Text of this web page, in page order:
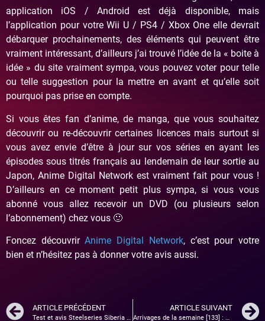
application iOS / Android est déjà disponible, mais
l’application pour votre Wii U / PS4 / Xbox One elle devrait
débarquer prochainements, des éléments qui peuvent être
vraiment intéressant, d’ailleurs j’ai trouvé l’idée de la « boite à
idée » du site vraiment sympa, vous pouvez voter pour telle
ou telle suggestion pour la mettre en avant et qu’elle soit
pourquoi pas prise en compte.
Si vous êtes fan d’anime, de manga, que vous souhaitez
découvrir ou re-découvrir certaines licences mais surtout si
vous avez envie d’être à jour sur vos séries en ayant les
épisodes sous titrés français au lendemain de leur sortie au
Japon, Anime Digital Network est vraiment fait pour vous !
D’ailleurs en ce moment petit plus sympa, si vous vous
abonné vous allez recevoir un DVD (ou plusieurs selon
l’abonnement) chez vous 🙂
Foncez découvrirAnime Digital Network, c’est pour votre
bien et n’hésitez pas à donner votre avis aussi.
ARTICLE PRÉCÉDENT
Test et avis Steelseries Siberia Elite
ARTICLE SUIVANT
Arrivages de la semaine [133] : Ecran PC, disque dur PS4…